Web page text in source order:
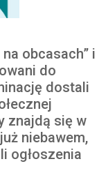
obcasach” i
do
dostali
znajdą się w
niebawem,
ogłoszenia